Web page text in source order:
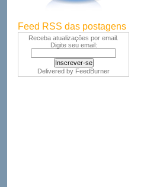
Feed RSS das postagens
Receba atualizações por email.
Digite seu email:
Delivered by FeedBurner